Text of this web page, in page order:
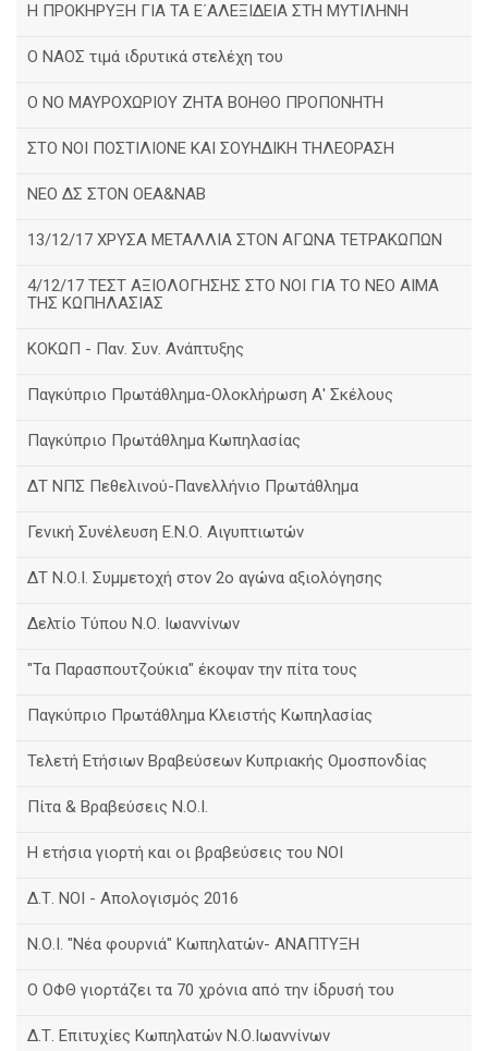
Η ΠΡΟΚΗΡΥΞΗ ΓΙΑ ΤΑ Ε΄ΑΛΕΞΙΔΕΙΑ ΣΤΗ ΜΥΤΙΛΗΝΗ
Ο ΝΑΟΣ τιμά ιδρυτικά στελέχη του
Ο ΝΟ ΜΑΥΡΟΧΩΡΙΟΥ ΖΗΤΑ ΒΟΗΘΟ ΠΡΟΠΟΝΗΤΗ
ΣΤΟ ΝΟΙ ΠΟΣΤΙΛΙΟΝΕ ΚΑΙ ΣΟΥΗΔΙΚΗ ΤΗΛΕΟΡΑΣΗ
ΝΕΟ ΔΣ ΣΤΟΝ ΟΕΑ&ΝΑΒ
13/12/17 ΧΡΥΣΑ ΜΕΤΑΛΛΙΑ ΣΤΟΝ ΑΓΩΝΑ ΤΕΤΡΑΚΩΠΩΝ
4/12/17 ΤΕΣΤ ΑΞΙΟΛΟΓΗΣΗΣ ΣΤΟ ΝΟΙ ΓΙΑ ΤΟ ΝΕΟ ΑΙΜΑ
ΤΗΣ ΚΩΠΗΛΑΣΙΑΣ
ΚΟΚΩΠ - Παν. Συν. Ανάπτυξης
Παγκύπριο Πρωτάθλημα-Ολοκλήρωση Α' Σκέλους
Παγκύπριο Πρωτάθλημα Κωπηλασίας
ΔΤ ΝΠΣ Πεθελινού-Πανελλήνιο Πρωτάθλημα
Γενική Συνέλευση Ε.Ν.Ο. Αιγυπτιωτών
ΔΤ Ν.Ο.Ι. Συμμετοχή στον 2ο αγώνα αξιολόγησης
Δελτίο Τύπου Ν.Ο. Ιωαννίνων
"Τα Παρασπουτζούκια" έκοψαν την πίτα τους
Παγκύπριο Πρωτάθλημα Κλειστής Κωπηλασίας
Τελετή Ετήσιων Βραβεύσεων Κυπριακής Ομοσπονδίας
Πίτα & Βραβεύσεις Ν.Ο.Ι.
Η ετήσια γιορτή και οι βραβεύσεις του ΝΟΙ
Δ.Τ. ΝΟΙ - Απολογισμός 2016
Ν.Ο.Ι. "Νέα φουρνιά" Κωπηλατών- ΑΝΑΠΤΥΞΗ
Ο ΟΦΘ γιορτάζει τα 70 χρόνια από την ίδρυσή του
Δ.Τ. Επιτυχίες Κωπηλατών Ν.Ο.Ιωαννίνων